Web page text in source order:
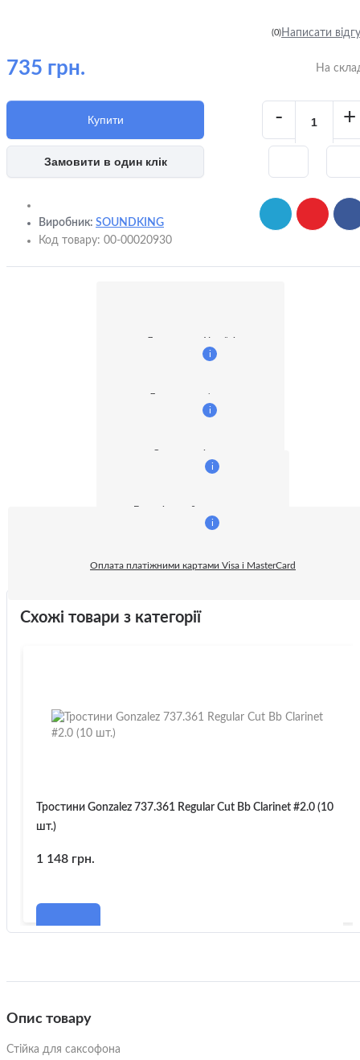
(0)Написати
735 грн. На
Купити - +
Замовити в один клік
Виробник: SOUNDKING
Код товару: 00-00020930
Доставка по Україні
Доставка кур'єром
i
Оплата готівкою
i
Безготівковий розрахунок:
i
Оплата платіжними картами Visa і MasterCard
i
Схожі товари з категорії
Тростини Gonzalez 737.361 Regular Cut Bb Clarinet #2.0 (10
шт.)
1 148 грн.
Опис товару
Стійка для саксофона